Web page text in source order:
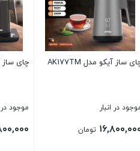
چای ساز آیکو مدل AK272TM
موجود در انبار
۱۲,۹۶۰,۰۰۰